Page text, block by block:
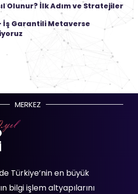
Olunur? İlk Adım ve Stratejiler
İş Garantili Metaverse
MERKEZ
Türkiye’nin en büyük
bilgi işlem altyapılarını